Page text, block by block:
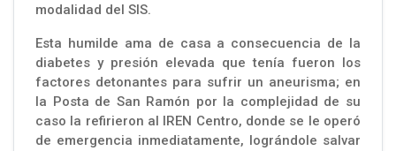
modalidad del SIS.
Esta humilde ama de casa a consecuencia de la
diabetes y presión elevada que tenía fueron los
factores detonantes para sufrir un aneurisma; en
la Posta de San Ramón por la complejidad de su
caso la refirieron al IREN Centro, donde se le operó
de emergencia inmediatamente, lográndole salvar